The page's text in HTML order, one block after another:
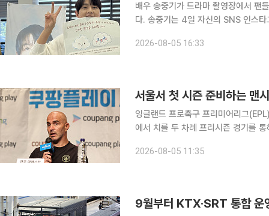
배우 송중기가 드라마 촬영장에서 팬
다. 송중기는 4일 자신의 SNS 인스타그램에 “에너지 풀충전. 항상 감사합니다”라는 글과 함께 여
겼다. 흰색 니트와 검은색 바지를 입
2026-08-05 16:33
서울서 첫 시즌 준비하는 맨
잉글랜드 프로축구 프리미어리그
에서 치를 두 차례 프리시즌 경기를
2026-08-05 11:35
9월부터 KTX·SRT 통합